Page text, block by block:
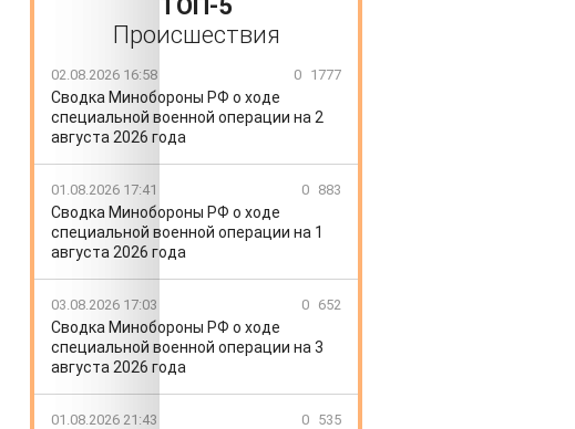
ТОП-5
Происшествия
02.08.2026 16:58 0 1777
Сводка Минобороны РФ о ходе
специальной военной операции на 2
августа 2026 года
01.08.2026 17:41 0 883
Сводка Минобороны РФ о ходе
специальной военной операции на 1
августа 2026 года
03.08.2026 17:03 0 652
Сводка Минобороны РФ о ходе
специальной военной операции на 3
августа 2026 года
01.08.2026 21:43 0 535